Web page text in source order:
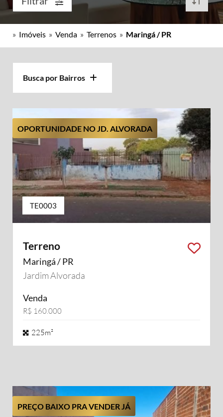
» Imóveis » Venda » Terrenos » Maringá / PR
Busca por Bairros
OPORTUNIDADE NO JD. ALVORADA
TE0003
Terreno
Maringá / PR
Jardim Alvorada
Venda
R$ 160.000
225m²
PREÇO BAIXO PRA VENDER JÁ